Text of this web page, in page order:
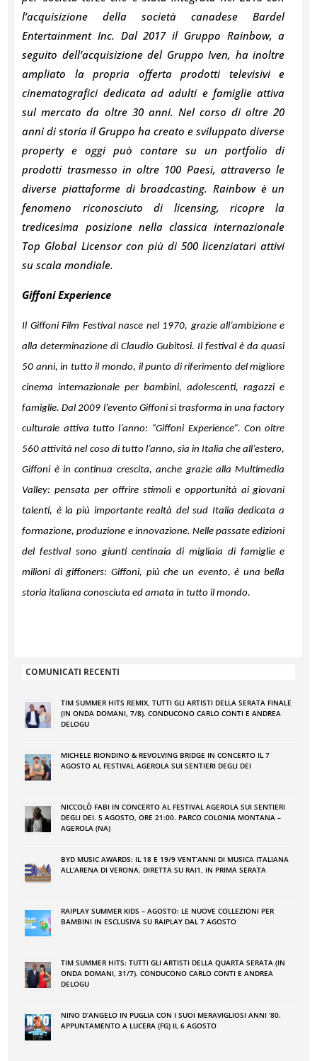
l’acquisizione della società canadese Bardel
Entertainment Inc. Dal 2017 il Gruppo Rainbow, a
seguito dell’acquisizione del Gruppo Iven, ha inoltre
ampliato la propria offerta prodotti televisivi e
cinematografici dedicata ad adulti e famiglie attiva
sul mercato da oltre 30 anni. Nel corso di oltre 20
anni di storia il Gruppo ha creato e sviluppato diverse
property e oggi può contare su un portfolio di
prodotti trasmesso in oltre 100 Paesi, attraverso le
diverse piattaforme di broadcasting. Rainbow è un
fenomeno riconosciuto di licensing, ricopre la
tredicesima posizione nella classica internazionale
Top Global Licensor con più di 500 licenziatari attivi
su scala mondiale.
Giffoni Experience
Il Giffoni Film Festival nasce nel 1970, grazie all’ambizione e
alla determinazione di Claudio Gubitosi. Il festival è da quasi
50 anni, in tutto il mondo, il punto di riferimento del migliore
cinema internazionale per bambini, adolescenti, ragazzi e
famiglie. Dal 2009 l’evento Giffoni si trasforma in una factory
culturale attiva tutto l’anno: “Giffoni Experience”. Con oltre
560 attività nel coso di tutto l’anno, sia in Italia che all’estero,
Giffoni è in continua crescita, anche grazie alla Multimedia
Valley: pensata per offrire stimoli e opportunità ai giovani
talenti, è la più importante realtà del sud Italia dedicata a
formazione, produzione e innovazione. Nelle passate edizioni
del festival sono giunti centinaia di migliaia di famiglie e
milioni di giffoners: Giffoni, più che un evento, è una bella
storia italiana conosciuta ed amata in tutto il mondo.
COMUNICATI RECENTI
TIM SUMMER HITS REMIX, TUTTI GLI ARTISTI DELLA SERATA FINALE
(IN ONDA DOMANI, 7/8). CONDUCONO CARLO CONTI E ANDREA
DELOGU
MICHELE RIONDINO & REVOLVING BRIDGE IN CONCERTO IL 7
AGOSTO AL FESTIVAL AGEROLA SUI SENTIERI DEGLI DEI
NICCOLÒ FABI IN CONCERTO AL FESTIVAL AGEROLA SUI SENTIERI
DEGLI DEI. 5 AGOSTO, ORE 21:00. PARCO COLONIA MONTANA –
AGEROLA (NA)
BYD MUSIC AWARDS: IL 18 E 19/9 VENT’ANNI DI MUSICA ITALIANA
ALL’ARENA DI VERONA. DIRETTA SU RAI1, IN PRIMA SERATA
RAIPLAY SUMMER KIDS – AGOSTO: LE NUOVE COLLEZIONI PER
BAMBINI IN ESCLUSIVA SU RAIPLAY DAL 7 AGOSTO
TIM SUMMER HITS: TUTTI GLI ARTISTI DELLA QUARTA SERATA (IN
ONDA DOMANI, 31/7). CONDUCONO CARLO CONTI E ANDREA
DELOGU
NINO DʼANGELO IN PUGLIA CON I SUOI MERAVIGLIOSI ANNI ʼ80.
APPUNTAMENTO A LUCERA (FG) IL 6 AGOSTO